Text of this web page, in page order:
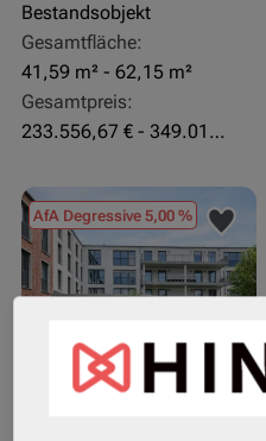
Bestandsobjekt
Gesamtfläche:
41,59 m² - 62,15 m²
Gesamtpreis:
233.556,67 € - 349.016,67 €
AfA Degressive 5,00 %